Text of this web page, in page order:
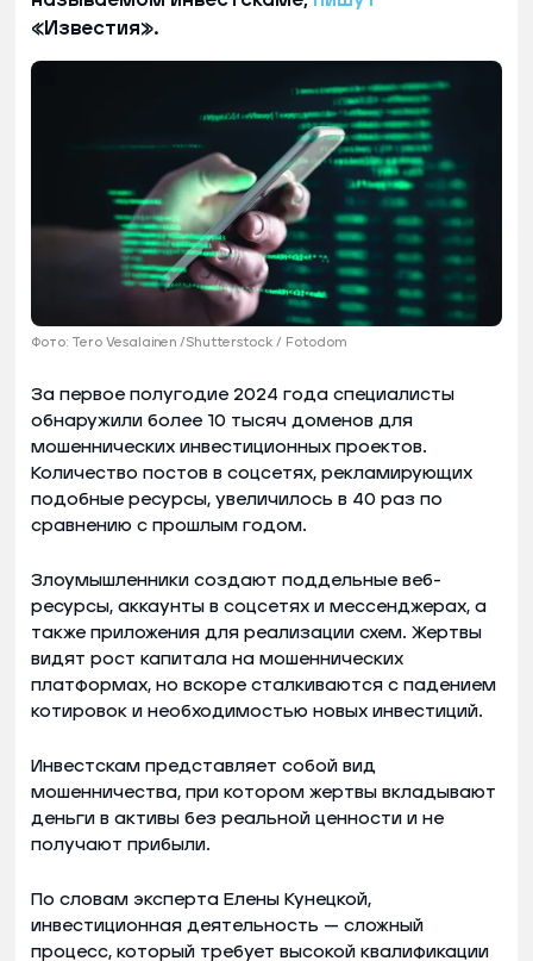
«Известия».
Фото: Tero Vesalainen /Shutterstock / Fotodom
За первое полугодие 2024 года специалисты
обнаружили более 10 тысяч доменов для
мошеннических инвестиционных проектов.
Количество постов в соцсетях, рекламирующих
подобные ресурсы, увеличилось в 40 раз по
сравнению с прошлым годом.
Злоумышленники создают поддельные веб-
ресурсы, аккаунты в соцсетях и мессенджерах, а
также приложения для реализации схем. Жертвы
видят рост капитала на мошеннических
платформах, но вскоре сталкиваются с падением
котировок и необходимостью новых инвестиций.
Инвестскам представляет собой вид
мошенничества, при котором жертвы вкладывают
деньги в активы без реальной ценности и не
получают прибыли.
По словам эксперта Елены Кунецкой,
инвестиционная деятельность — сложный
процесс, который требует высокой квалификации